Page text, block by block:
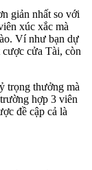
giản nhất so với
xúc xắc mà
Ví như bạn dự
cửa Tài, còn
trọng thưởng mà
hợp 3 viên
đề cập cả là